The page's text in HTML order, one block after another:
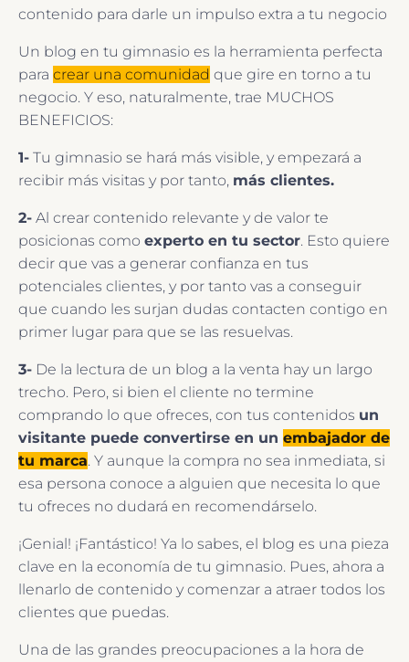
contenido para darle un impulso extra a tu negocio
Un blog en tu gimnasio es la herramienta perfecta
para crear una comunidad que gire en torno a tu
negocio. Y eso, naturalmente, trae MUCHOS
BENEFICIOS:
1- Tu gimnasio se hará más visible, y empezará a
recibir más visitas y por tanto, más clientes.
2- Al crear contenido relevante y de valor te
posicionas como experto en tu sector. Esto quiere
decir que vas a generar confianza en tus
potenciales clientes, y por tanto vas a conseguir
que cuando les surjan dudas contacten contigo en
primer lugar para que se las resuelvas.
3- De la lectura de un blog a la venta hay un largo
trecho. Pero, si bien el cliente no termine
comprando lo que ofreces, con tus contenidos un
visitante puede convertirse en un embajador de
tu marca. Y aunque la compra no sea inmediata, si
esa persona conoce a alguien que necesita lo que
tu ofreces no dudará en recomendárselo.
¡Genial! ¡Fantástico! Ya lo sabes, el blog es una pieza
clave en la economía de tu gimnasio. Pues, ahora a
llenarlo de contenido y comenzar a atraer todos los
clientes que puedas.
Una de las grandes preocupaciones a la hora de